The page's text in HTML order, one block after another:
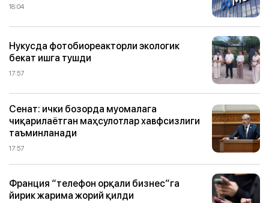
18:04
Нукусда фотобиореакторли экологик
бекат ишга тушди
17:57
Сенат: ички бозорда муомалага
чиқарилаётган маҳсулотлар хавфсизлиги
таъминланади
17:57
Франция “телефон орқали бизнес”га
йирик жарима жорий қилди